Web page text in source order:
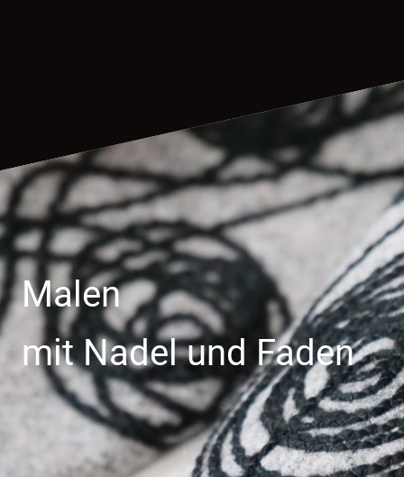
Malen
mit Nadel und Faden